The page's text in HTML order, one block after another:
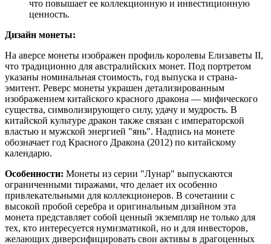
что повышает ее коллекционную и инвестиционную
ценность.
Дизайн монеты:
На аверсе монеты изображен профиль королевы Елизаветы II,
что традиционно для австралийских монет. Под портретом
указаны номинальная стоимость, год выпуска и страна-
эмитент. Реверс монеты украшен детализированным
изображением китайского красного дракона — мифического
существа, символизирующего силу, удачу и мудрость. В
китайской культуре дракон также связан с императорской
властью и мужской энергией "янь". Надпись на монете
обозначает год Красного Дракона (2012) по китайскому
календарю.
Особенности: Монеты из серии "Лунар" выпускаются
ограниченными тиражами, что делает их особенно
привлекательными для коллекционеров. В сочетании с
высокой пробой серебра и оригинальным дизайном эта
монета представляет собой ценный экземпляр не только для
тех, кто интересуется нумизматикой, но и для инвесторов,
желающих диверсифицировать свои активы в драгоценных